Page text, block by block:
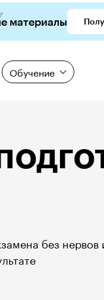
материалы
Обучение
без нервов